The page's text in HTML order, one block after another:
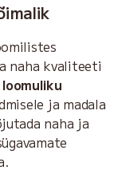
naha kvaliteeti
ja madala
naha ja